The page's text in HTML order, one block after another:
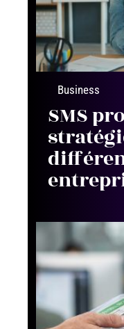
Business
SMS